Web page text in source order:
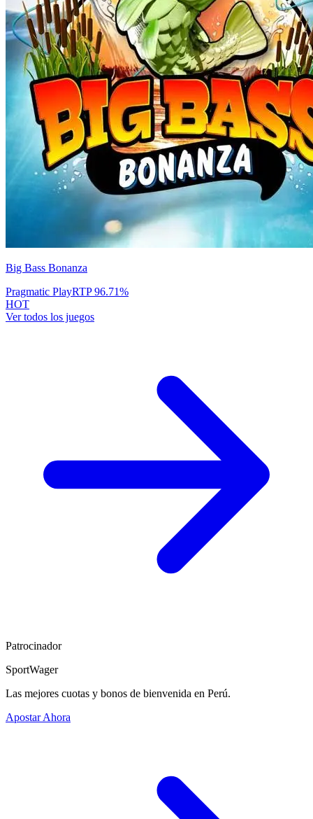
Big Bass Bonanza
Pragmatic PlayRTP96.71%
HOT
Ver todos los juegos
Patrocinador
SportWager
Las mejores cuotas y bonos de bienvenida en Perú.
Apostar Ahora